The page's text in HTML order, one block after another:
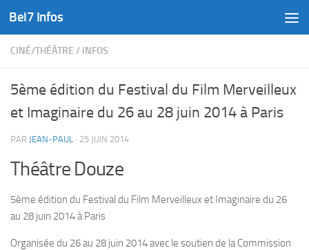
Skip to content
Bel7 Infos
CINÉ/THÉÂTRE / INFOS
5ème édition du Festival du Film Merveilleux
et Imaginaire du 26 au 28 juin 2014 à Paris
PAR JEAN-PAUL · 25 JUIN 2014
Théâtre Douze
5ème édition du Festival du Film Merveilleux et Imaginaire du 26
au 28 juin 2014 à Paris
Organisée du 26 au 28 juin 2014 avec le soutien de la Commission